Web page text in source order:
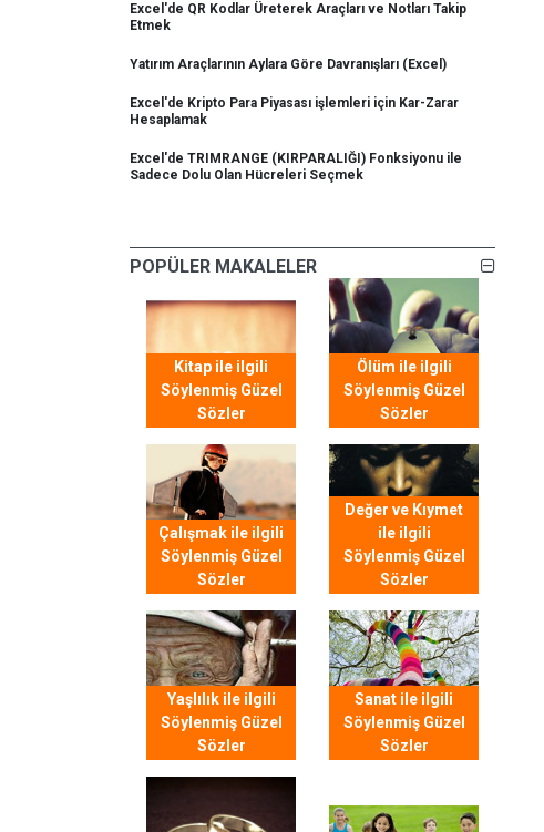
Excel'de QR Kodlar Üreterek Araçları ve Notları Takip
Etmek
Yatırım Araçlarının Aylara Göre Davranışları (Excel)
Excel'de Kripto Para Piyasası işlemleri için Kar-Zarar
Hesaplamak
Excel'de TRIMRANGE (KIRPARALIĞI) Fonksiyonu ile
Sadece Dolu Olan Hücreleri Seçmek
POPÜLER MAKALELER
Kitap ile ilgili
Söylenmiş Güzel
Sözler
Ölüm ile ilgili
Söylenmiş Güzel
Sözler
Çalışmak ile ilgili
Söylenmiş Güzel
Sözler
Değer ve Kıymet
ile ilgili
Söylenmiş Güzel
Sözler
Yaşlılık ile ilgili
Söylenmiş Güzel
Sözler
Sanat ile ilgili
Söylenmiş Güzel
Sözler